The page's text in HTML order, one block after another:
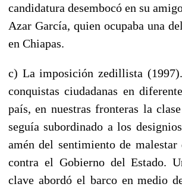
candidatura desembocó en su
Azar García, quien ocupaba una
en Chiapas.
c) La imposición zedillista
conquistas ciudadanas en
país, en nuestras fronteras la
seguía subordinado a los
amén del sentimiento de
contra el Gobierno del Estado.
clave abordó el barco en medio